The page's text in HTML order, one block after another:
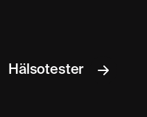
Hälsotester